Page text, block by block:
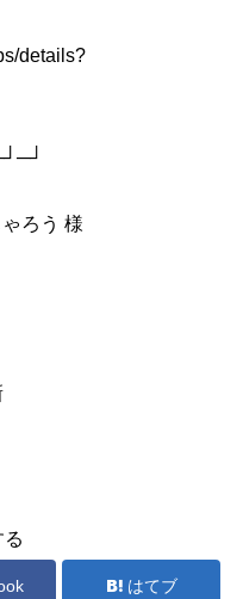
details?
ろう 様
る
はてブ